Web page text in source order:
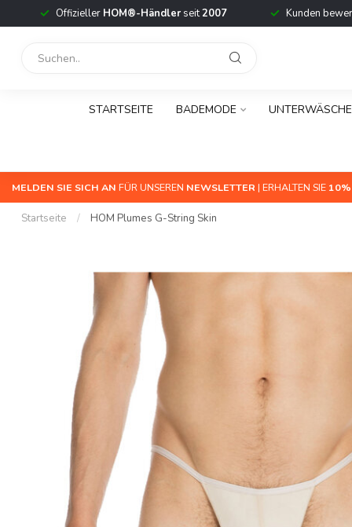
Offizieller HOM®-Händlerseit2007 Kunden
STARTSEITE BADEMODE UNTERWÄSCHE
MELDEN SIE SICH AN FÜR UNSEREN NEWSLETTER | ERHALTEN SIE
Startseite / HOM Plumes G-String Skin